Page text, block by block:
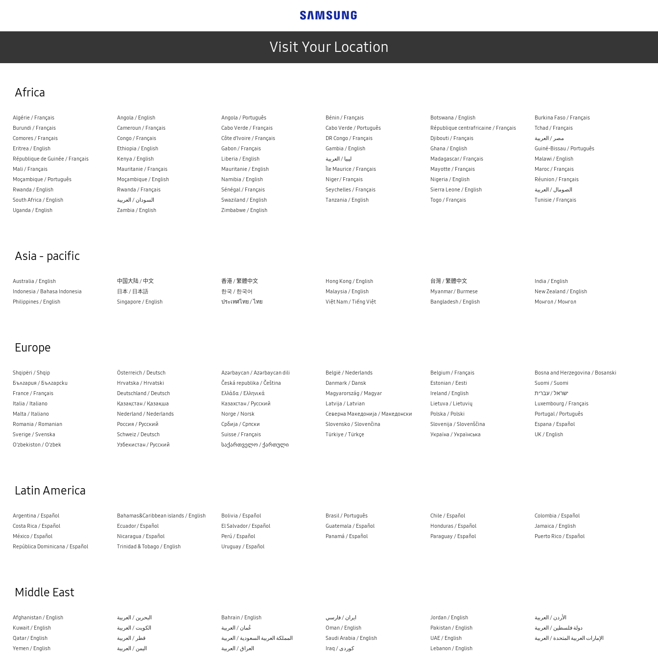
Visit Your Location
Africa
Algérie / Français Angola / English Angola / Português Bénin / Français Botswana / English
Burkina Faso / Français
Burundi / Français
Cameroun / Français Cabo Verde / Français Cabo Verde / Português République centrafricaine / Français
Tchad / Français
Comores / Français
Congo / Français Côte d’Ivoire / Français DR Congo / Français Djibouti / Français
مصر / العربية
Eritrea / English
Ethiopia / English Gabon / Français Gambia / English Ghana / English
Guiné-Bissau / Português
République de Guinée / Français
Kenya / English Liberia / English ليبيا / العربية Madagascar / Français
Malawi / English
Mali / Français
Mauritanie / Français Mauritanie / English Île Maurice / Français Mayotte / Français
Maroc / Français
Moçambique / Português
Moçambique / English Namibia / English Niger / Français Nigeria / English
Réunion / Français
Rwanda / English
Rwanda / Français Sénégal / Français Seychelles / Français Sierra Leone / English
الصومال / العربية
South Africa / English
السودان / العربية Swaziland / English Tanzania / English Togo / Français
Tunisie / Français
Uganda / English
Zambia / English Zimbabwe / English
Asia - pacific
Australia / English 中国大陆 / 中文 香港 / 繁體中文 Hong Kong / English 台灣 / 繁體中文
India / English
Indonesia / Bahasa Indonesia
日本 / 日本語 한국 / 한국어 Malaysia / English Myanmar / Burmese
New Zealand / English
Philippines / English
Singapore / English ประเทศไทย / ไทย Việt Nam / Tiếng Việt Bangladesh / English Монгол / Монгол
Europe
Shqipëri / Shqip Österreich / Deutsch Azərbaycan / Azərbaycan dili België / Nederlands Belgium / Français
Bosna and Herzegovina / Bosanski
България / Български
Hrvatska / Hrvatski Česká republika / Čeština Danmark / Dansk Estonian / Eesti
Suomi / Suomi
France / Français
Deutschland / Deutsch Ελλάδα / Ελληνικά Magyarország / Magyar Ireland / English
ישראל / עברית
Italia / Italiano
Қазақстан / Қазақша Казахстан / Русский Latvija / Latvian Lietuva / Lietuvių
Luxembourg / Français
Malta / Italiano
Nederland / Nederlands Norge / Norsk Северна Македонија / Македонски Polska / Polski
Portugal / Português
Romania / Romanian
Россия / Русский Cрбија / Cрпски Slovensko / Slovenčina Slovenija / Slovenščina
Espana / Español
Sverige / Svenska
Schweiz / Deutsch Suisse / Français Türkiye / Türkçe Україна / Українська
UK / English
O'zbekiston / O'zbek
Узбекистан / Русский საქართველო / ქართული
Latin America
Argentina / Español Bahamas&Caribbean islands / English Bolivia / Español Brasil / Português Chile / Español
Colombia / Español
Costa Rica / Español
Ecuador / Español El Salvador / Español Guatemala / Español Honduras / Español
Jamaica / English
México / Español
Nicaragua / Español Perú / Español Panamá / Español Paraguay / Español
Puerto Rico / Español
República Dominicana / Español
Trinidad & Tobago / English Uruguay / Español
Middle East
Afghanistan / English البحرين / العربية Bahrain / English ایران / فارسي Jordan / English
الأردن / العربية
Kuwait / English
الكويت / العربية عُمان / العربية Oman / English Pakistan / English
دولة فلسطين / العربية
Qatar / English
قطر / العربية المملكة العربية السعودية / العربية Saudi Arabia / English UAE / English
الإمارات العربية المتحدة / العربية
Yemen / English
اليمن / العربية العراق / العربية Iraq / کوردی Lebanon / English